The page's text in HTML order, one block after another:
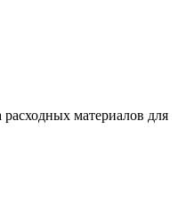
материалов для